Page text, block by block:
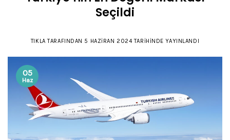
Seçildi
TIKLA TARAFINDAN 5 HAZIRAN 2024TARIHINDE YAYINLANDI
05
Haz